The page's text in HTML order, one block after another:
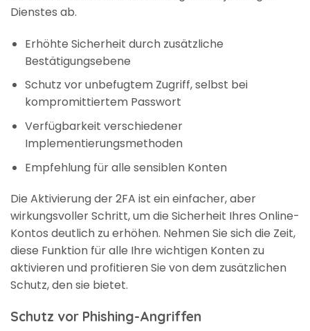
Dienstes ab.
Erhöhte Sicherheit durch zusätzliche
Bestätigungsebene
Schutz vor unbefugtem Zugriff, selbst bei
kompromittiertem Passwort
Verfügbarkeit verschiedener
Implementierungsmethoden
Empfehlung für alle sensiblen Konten
Die Aktivierung der 2FA ist ein einfacher, aber
wirkungsvoller Schritt, um die Sicherheit Ihres Online-
Kontos deutlich zu erhöhen. Nehmen Sie sich die Zeit,
diese Funktion für alle Ihre wichtigen Konten zu
aktivieren und profitieren Sie von dem zusätzlichen
Schutz, den sie bietet.
Schutz vor Phishing-Angriffen